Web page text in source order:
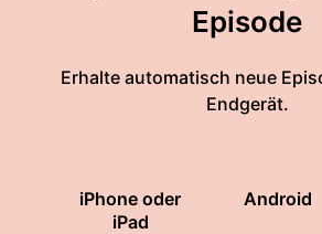
Episode
Erhalte automatisch neue
Endgerät.
iPhone oder
iPad
Android